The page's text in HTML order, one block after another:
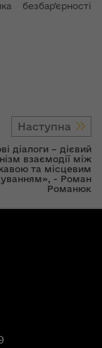
безбар’єрності
Наступна
діалоги – дієвий
взаємодії між
та місцевим
- Роман
Романюк